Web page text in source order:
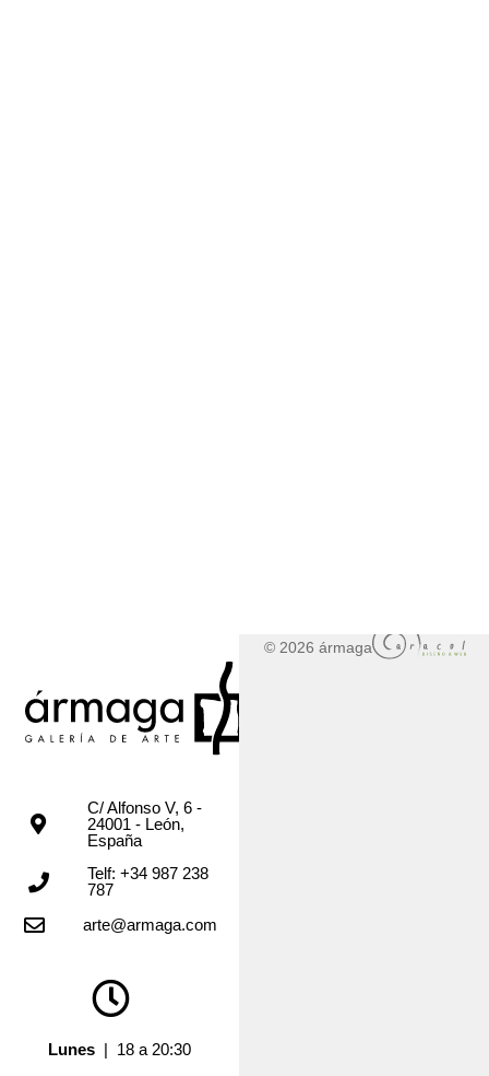
C/ Alfonso V, 6 -
24001 - León,
España
Telf: +34 987 238
787
arte@armaga.com
Lunes | 18 a 20:30
© 2026 ármaga